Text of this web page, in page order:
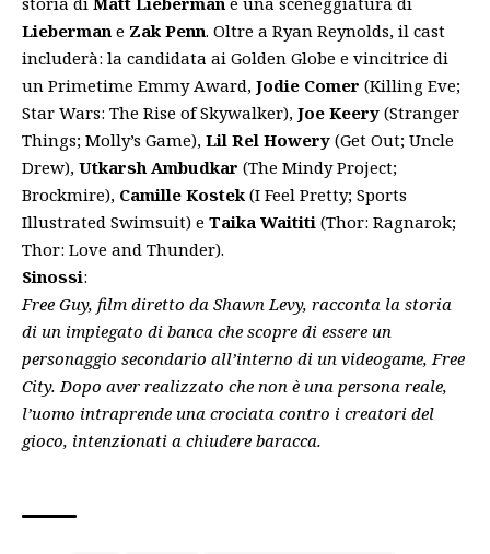
Lieberman e Zak Penn. Oltre a Ryan Reynolds, il cast
includerà: la candidata ai Golden Globe e vincitrice di
un Primetime Emmy Award, Jodie Comer (Killing Eve;
Star Wars: The Rise of Skywalker), Joe Keery (Stranger
Things; Molly’s Game), Lil Rel Howery (Get Out; Uncle
Drew), Utkarsh Ambudkar (The Mindy Project;
Brockmire), Camille Kostek(I Feel Pretty; Sports
Illustrated Swimsuit) e Taika Waititi (Thor: Ragnarok;
Thor: Love and Thunder).
Sinossi:
Free Guy, film diretto da Shawn Levy, racconta la storia
di un impiegato di banca che scopre di essere un
personaggio secondario all’interno di un videogame, Free
City. Dopo aver realizzato che non è una persona reale,
l’uomo intraprende una crociata contro i creatori del
gioco, intenzionati a chiudere baracca.